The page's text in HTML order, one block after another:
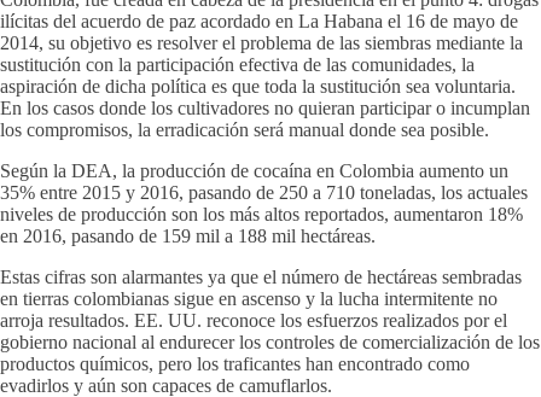
ilícitas del acuerdo de paz acordado en La Habana el 16 de mayo de
2014, su objetivo es resolver el problema de las siembras mediante la
sustitución con la participación efectiva de las comunidades, la
aspiración de dicha política es que toda la sustitución sea voluntaria.
En los casos donde los cultivadores no quieran participar o incumplan
los compromisos, la erradicación será manual donde sea posible.
Según la DEA, la producción de cocaína en Colombia aumento un
35% entre 2015 y 2016, pasando de 250 a 710 toneladas, los actuales
niveles de producción son los más altos reportados, aumentaron 18%
en 2016, pasando de 159 mil a 188 mil hectáreas.
Estas cifras son alarmantes ya que el número de hectáreas sembradas
en tierras colombianas sigue en ascenso y la lucha intermitente no
arroja resultados. EE. UU. reconoce los esfuerzos realizados por el
gobierno nacional al endurecer los controles de comercialización de los
productos químicos, pero los traficantes han encontrado como
evadirlos y aún son capaces de camuflarlos.